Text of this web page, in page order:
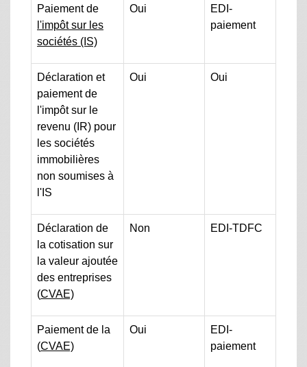
Paiement de
l'impôt sur les
sociétés (IS)
Oui
EDI-
paiement
Déclaration et
paiement de
l'impôt sur le
revenu (IR) pour
les sociétés
immobilières
non soumises à
l'IS
Oui Oui
Déclaration de
la cotisation sur
la valeur ajoutée
des entreprises
(CVAE)
Non EDI-TDFC
Paiement de la
(CVAE)
Oui
EDI-
paiement